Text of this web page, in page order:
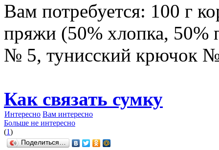
Вам потребуется: 100 г
пряжи (50% хлопка, 50%
№ 5, тунисский крючок
Как связать сумку
Интересно Вам интересно
Больше не интересно
(1)
Поделиться…